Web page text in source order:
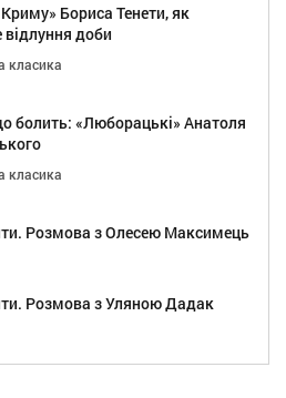
Бориса Тенети, як
відлуння доби
класика
болить: «Люборацькі» Анатоля
класика
Розмова з Олесею Максимець
Розмова з Уляною Дадак